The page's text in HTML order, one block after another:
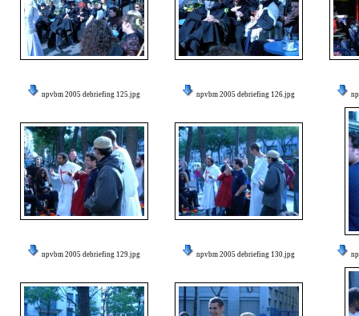
npvbm 2005 debriefing 125.jpg npvbm 2005 debriefing 126.jpg
npvbm 2005 debriefing 129.jpg npvbm 2005 debriefing 130.jpg